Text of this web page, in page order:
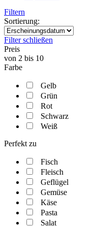
Filtern
Sortierung:
Filter schließen
Preis
von 2 bis 10
Farbe
Gelb
Grün
Rot
Schwarz
Weiß
Perfekt zu
Fisch
Fleisch
Geflügel
Gemüse
Käse
Pasta
Salat